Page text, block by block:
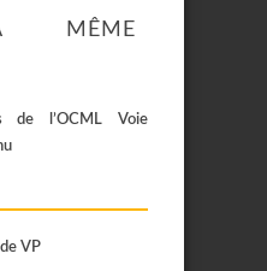
MÊME
de l’OCML Voie
VP